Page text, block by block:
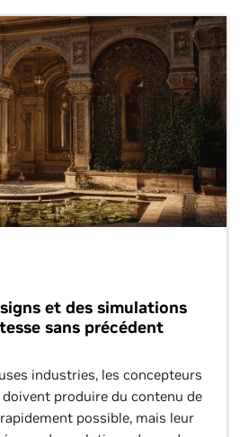
et des simulations
sans précédent
industries, les concepteurs
produire du contenu de
possible, mais leur